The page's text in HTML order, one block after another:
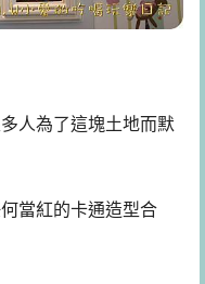
人為了這塊土地而默
當紅的卡通造型合